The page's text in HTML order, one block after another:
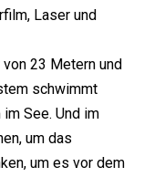
Laser und
23 Metern und
schwimmt
See. Und im
um das
um es vor dem